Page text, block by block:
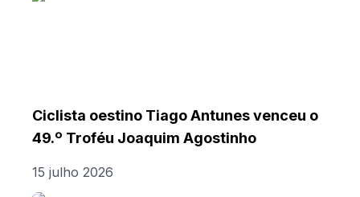
Ciclista oestino Tiago Antunes venceu o
49.º Troféu Joaquim Agostinho
15 julho 2026